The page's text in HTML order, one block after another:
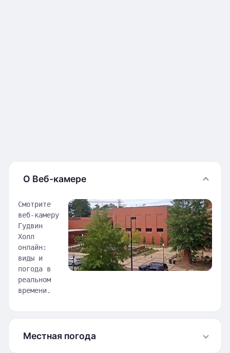
О Веб-камере
Смотрите
веб-камеру
Гудвин
Холл
онлайн:
виды и
погода в
реальном
времени.
Местная погода